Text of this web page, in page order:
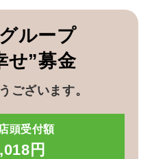
ループ
せ”募金
ございます。
頭受付額
円